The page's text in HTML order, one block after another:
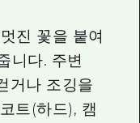
진 꽃을 붙여
니다. 주변
거나 조깅을
트(하드), 캠